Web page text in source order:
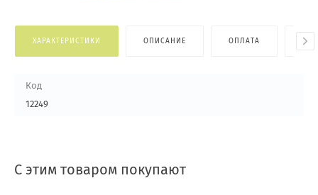
ХАРАКТЕРИСТИКИ ОПИСАНИЕ ОПЛАТА
Код
12249
С этим товаром покупают